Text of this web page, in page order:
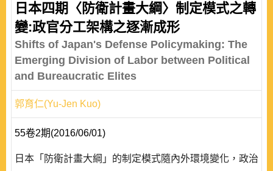
日本四期〈防衛計畫大綱〉制定模式之轉
變:政官分工架構之逐漸成形
Shifts of Japan's Defense Policymaking: The
Emerging Division of Labor between Political
and Bureaucratic Elites
郭育仁(Yu-Jen Kuo)
55卷2期(2016/06/01)
日本「防衛計畫大綱」的制定模式隨內外環境變化，政治